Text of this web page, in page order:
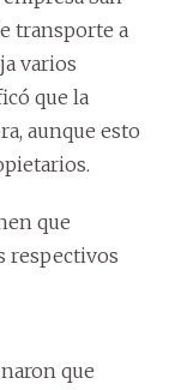
transporte a
varios
que la
aunque esto
que
respectivos
que